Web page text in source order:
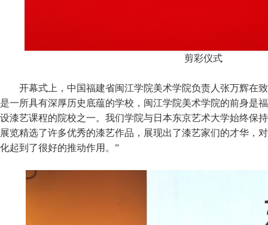
剪彩仪式
开幕式上，中国福建省闽江学院美术学院负责人张万辉在
是一所具有深厚历史底蕴的学校，闽江学院美术学院的前身是
设漆艺课程的院校之一。我们学院与日本东京艺术大学始终保
展览精选了许多优秀的漆艺作品，展现出了漆艺家们的才华，
化起到了很好的推动作用。”